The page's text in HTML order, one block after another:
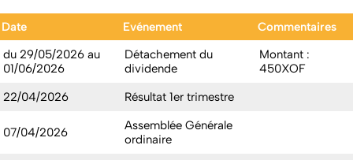
Date Evénement
Commentaires
du 29/05/2026 au
01/06/2026
Détachement du
dividende
Montant :
450XOF
22/04/2026
Résultat 1er trimestre
07/04/2026
Assemblée Générale
ordinaire